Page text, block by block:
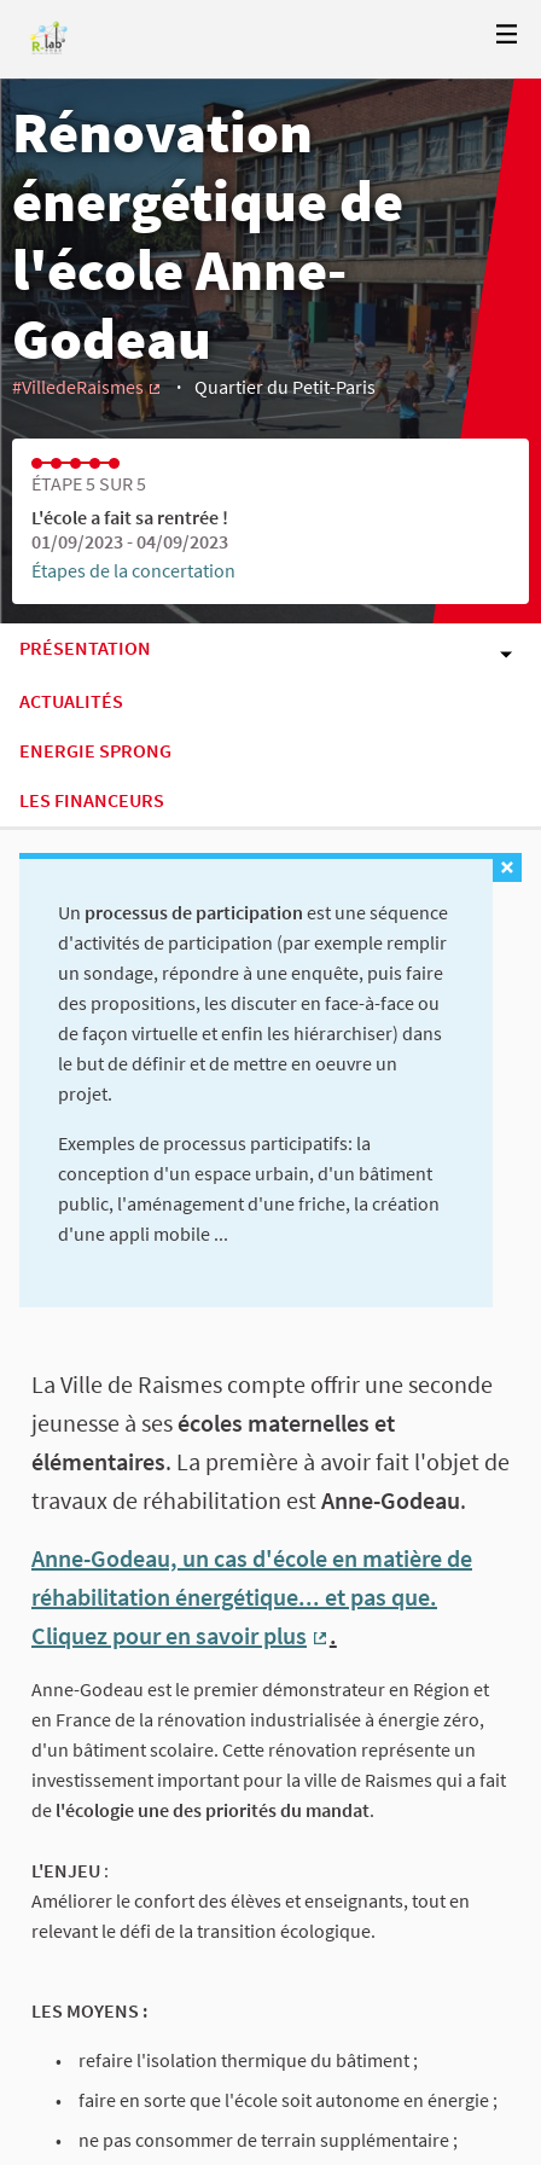
Rénovation
énergétique de
l'école Anne-
Godeau
#VilledeRaismes
(Lien externe)
Quartier du Petit-Paris
ÉTAPE 5 SUR 5
L'école a fait sa rentrée !
01/09/2023 - 04/09/2023
Étapes de la concertation
PRÉSENTATION
ACTUALITÉS
ENERGIE SPRONG
LES FINANCEURS
Un processus de participation est une séquence
d'activités de participation (par exemple remplir
un sondage, répondre à une enquête, puis faire
des propositions, les discuter en face-à-face ou
de façon virtuelle et enfin les hiérarchiser) dans
le but de définir et de mettre en oeuvre un
projet.
Exemples de processus participatifs: la
conception d'un espace urbain, d'un bâtiment
public, l'aménagement d'une friche, la création
d'une appli mobile ...
A propos de cette concertation
La Ville de Raismes compte offrir une seconde
jeunesse à sesécoles maternelles et
élémentaires. La première à avoir fait l'objet de
travaux de réhabilitation estAnne-Godeau.
Anne-Godeau, un cas d'école en matière de
réhabilitation énergétique... et pas que.
Cliquez pour en savoir plus
.
Anne-Godeau est le premier démonstrateur en Région et
en France de la rénovation industrialisée à énergie zéro,
d'un bâtiment scolaire. Cette rénovation représente un
investissement important pour la ville de Raismes qui a fait
de l'écologie une des priorités du mandat.
L'ENJEU :
Améliorer le confort des élèves et enseignants, tout en
relevant le défi de la transition écologique.
LES MOYENS :
refaire l'isolation thermique du bâtiment ;
faire en sorte que l'école soit autonome en énergie ;
ne pas consommer de terrain supplémentaire ;